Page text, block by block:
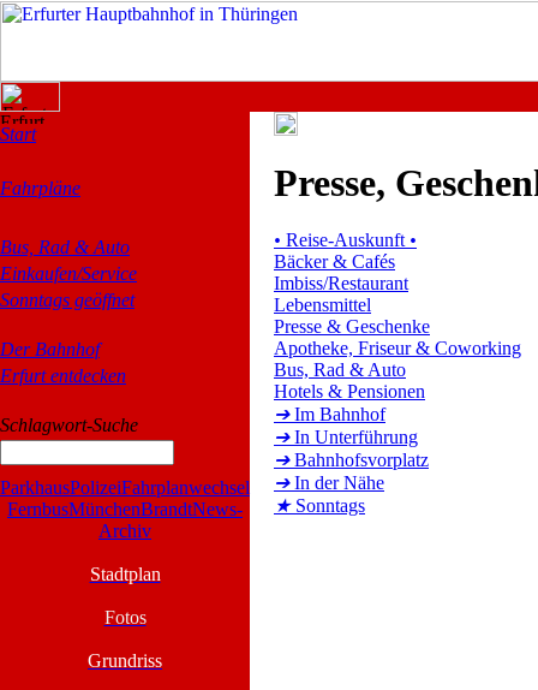
Start
Fahrpläne
Bus, Rad & Auto
Einkaufen/Service
Sonntags geöffnet
Der Bahnhof
Erfurt entdecken
Schlagwort-Suche
ParkhausPolizeiFahrplanwechsel
FernbusMünchenBrandtNews-
Archiv
Stadtplan
Fotos
Grundriss
Presse,
• Reise-Auskunft •
Bäcker & Cafés
Imbiss/Restaurant
Lebensmittel
Presse & Geschenke
Apotheke, Friseur & Coworking
Bus, Rad & Auto
Hotels & Pensionen
➔Im Bahnhof
➔In Unterführung
➔Bahnhofsvorplatz
➔In der Nähe
★ Sonntags